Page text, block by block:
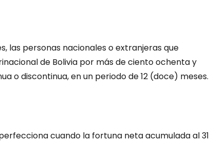
las personas nacionales o extranjeras que
de Bolivia por más de ciento ochenta y
o discontinua, en un periodo de 12 (doce) meses.
cuando la fortuna neta acumulada al 31